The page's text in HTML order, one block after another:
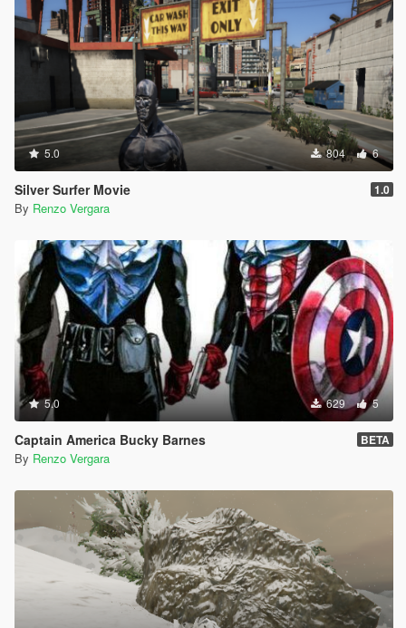
5.0 804 6
Silver Surfer Movie 1.0
By Renzo Vergara
5.0 629 5
Captain America Bucky Barnes BETA
By Renzo Vergara